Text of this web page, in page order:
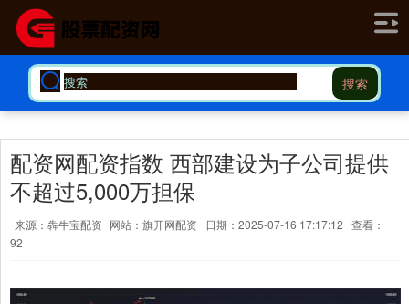
搜索
配资网配资指数 西部建设为子公司提供
不超过5,000万担保
来源：犇牛宝配资 网站：旗开网配资 日期：2025-07-16 17:17:12 查看：
92